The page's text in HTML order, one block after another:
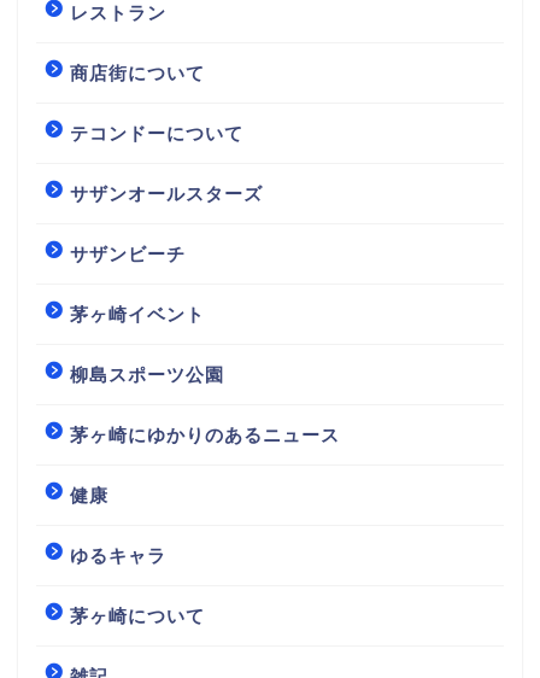
レストラン
商店街について
テコンドーについて
サザンオールスターズ
サザンビーチ
茅ヶ崎イベント
柳島スポーツ公園
茅ヶ崎にゆかりのあるニュース
健康
ゆるキャラ
茅ヶ崎について